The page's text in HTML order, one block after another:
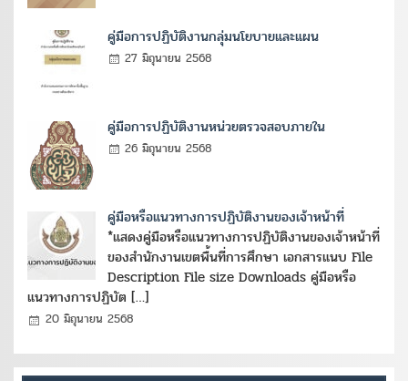
คู่มือการปฏิบัติงานกลุ่มนโยบายและแผน
27 มิถุนายน 2568
คู่มือการปฏิบัติงานหน่วยตรวจสอบภายใน
26 มิถุนายน 2568
คู่มือหรือแนวทางการปฏิบัติงานของเจ้าหน้าที่
*แสดงคู่มือหรือแนวทางการปฏิบัติงานของเจ้าหน้าที่
ของสำนักงานเขตพื้นที่การศึกษา เอกสารแนบ File
Description File size Downloads คู่มือหรือ
แนวทางการปฏิบัต […]
20 มิถุนายน 2568